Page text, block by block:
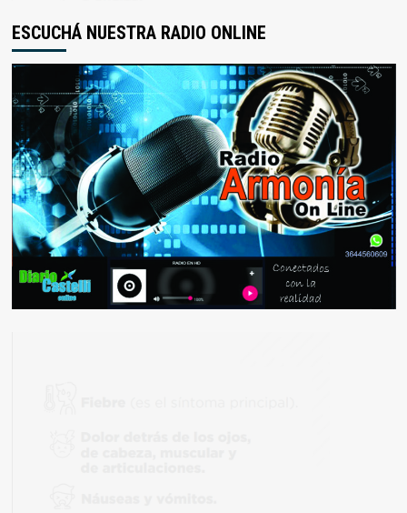
ESCUCHÁ NUESTRA RADIO ONLINE